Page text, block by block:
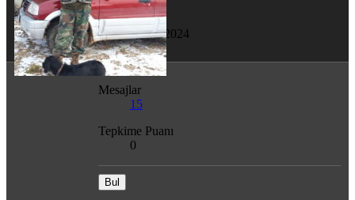
Son görülme
8 Ağu 2024
Mesajlar
15
Tepkime Puanı
0
Bul